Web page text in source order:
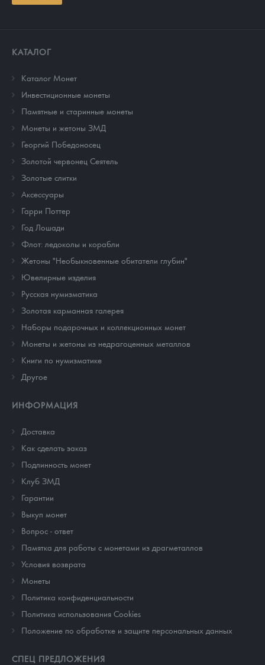
КАТАЛОГ
Каталог Монет
Инвестиционные монеты
Памятные и старинные монеты
Монеты и жетоны ЗМД
Георгий Победоносец
Золотой червонец Сеятель
Золотые слитки
Аксессуары
Гарри Поттер
Год Лошади
Флот: ледоколы и корабли
Жетоны "Необыкновенные обитатели глубин"
Ювелирные изделия
Русская нумизматика
Золотая карманная галерея
Наборы подарочных и коллекционных монет
Монеты и жетоны из недрагоценных металлов
Книги по нумизматике
Другое
ИНФОРМАЦИЯ
Доставка
Как сделать заказ
Подлинность монет
Клуб ЗМД
Гарантии
Выкуп монет
Вопрос - ответ
Памятка для работы с монетами из драгметаллов
Условия возврата
Монеты
Политика конфиденциальности
Политика использования Cookies
Положение по обработке и защите персональных данных
СПЕЦ ПРЕДЛОЖЕНИЯ